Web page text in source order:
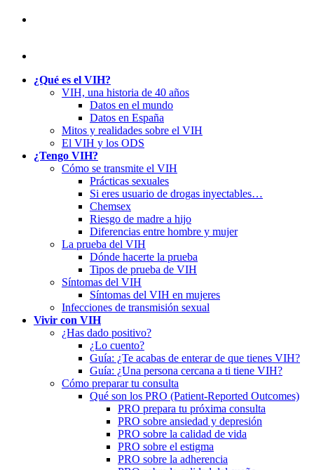
¿Qué es el VIH?
VIH, una historia de 40 años
Datos en el mundo
Datos en España
Mitos y realidades sobre el VIH
El VIH y los ODS
¿Tengo VIH?
Cómo se transmite el VIH
Prácticas sexuales
Si eres usuario de drogas inyectables…
Chemsex
Riesgo de madre a hijo
Diferencias entre hombre y mujer
La prueba del VIH
Dónde hacerte la prueba
Tipos de prueba de VIH
Síntomas del VIH
Síntomas del VIH en mujeres
Infecciones de transmisión sexual
Vivir con VIH
¿Has dado positivo?
¿Lo cuento?
Guía: ¿Te acabas de enterar de que tienes VIH?
Guía: ¿Una persona cercana a ti tiene VIH?
Cómo preparar tu consulta
Qué son los PRO (Patient-Reported Outcomes)
PRO prepara tu próxima consulta
PRO sobre ansiedad y depresión
PRO sobre la calidad de vida
PRO sobre el estigma
PRO sobre la adherencia